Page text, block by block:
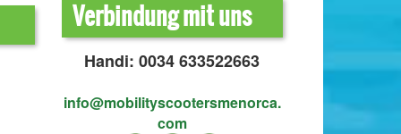
Verbindung mit uns
Handi: 0034 633522663
info@mobilityscootersmenorca.
com